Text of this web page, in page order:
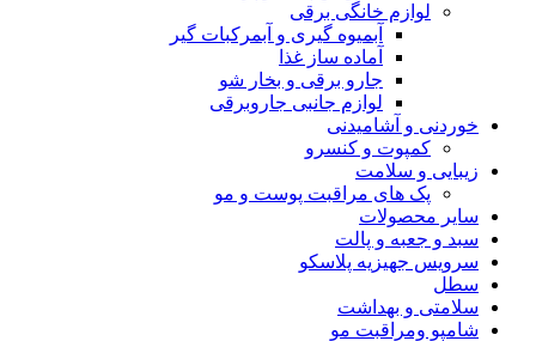
لوازم خانگی برقی
آبمیوه گیری و آبمرکبات گیر
آماده ساز غذا
جارو برقی و بخار شو
لوازم جانبی جاروبرقی
خوردنی و آشامیدنی
کمپوت و کنسرو
زیبایی و سلامت
پک های مراقبت پوست و مو
سایر محصولات
سبد و جعبه و پالت
سرویس جهیزیه پلاسکو
سطل
سلامتی و بهداشت
شامپو ومراقبت مو